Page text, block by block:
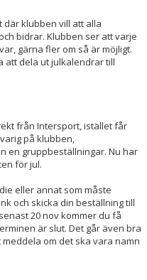
klubben vill att alla
bidrar. Klubben ser att varje
gärna fler om så är möjligt.
att dela ut julkalendrar till
från Intersport, istället får
på klubben,
en gruppbeställningar. Nu har
för jul.
eller annat som måste
och skicka din beställning till
20 nov kommer du få
är slut. Det går även bra
om det ska vara namn